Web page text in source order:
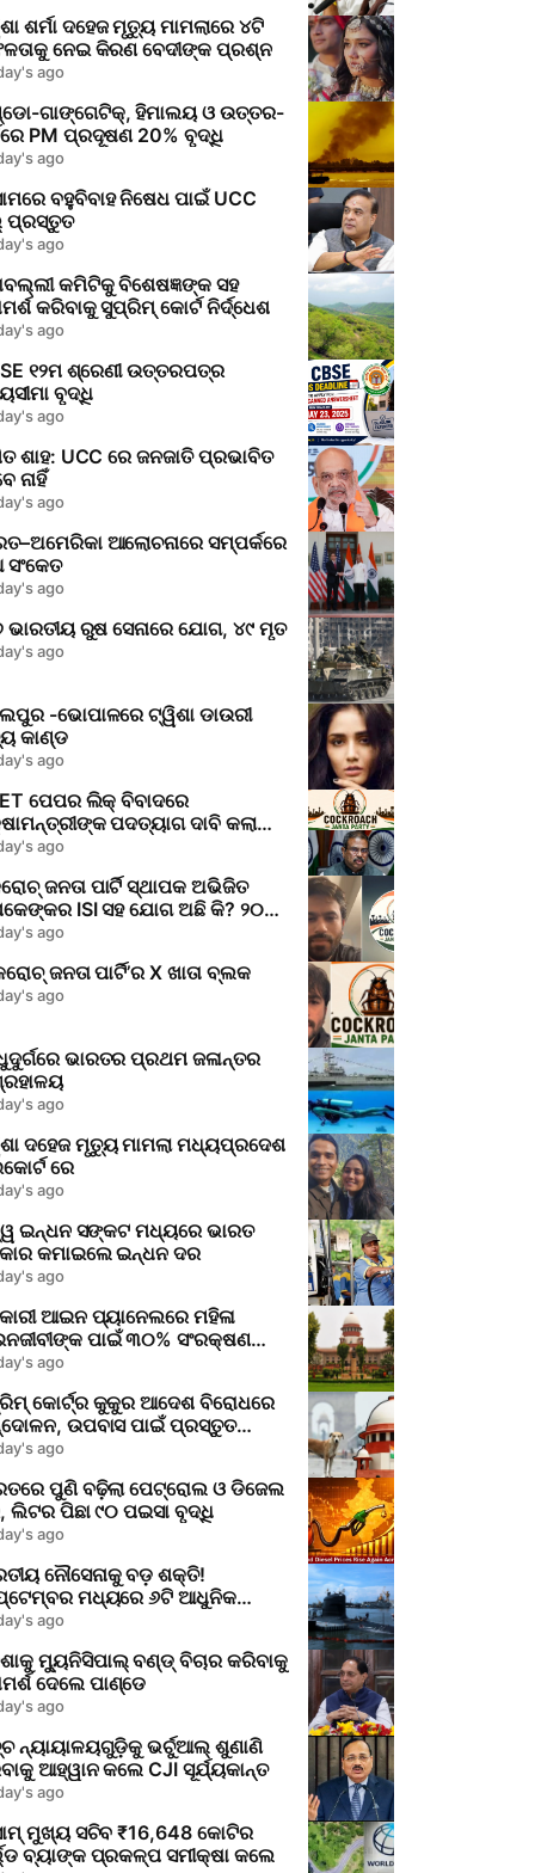
ଶର୍ମା ଦହେଜ ମୃତ୍ୟୁ ମାମଲାରେ ୪ଟି
ନେଇ କିରଣ ବେଦୀଙ୍କ ପ୍ରଶ୍ନ
ago
ଗାଙ୍ଗେଟିକ୍, ହିମାଲୟ ଓ ଉତ୍ତର-
PM ପ୍ରଦୂଷଣ 20% ବୃଦ୍ଧି
ago
ବହୁବିବାହ ନିଷେଧ ପାଇଁ UCC
ପ୍ରସ୍ତୁତ
ago
କମିଟିକୁ ବିଶେଷଜ୍ଞଙ୍କ ସହ
କରିବାକୁ ସୁପ୍ରିମ୍‌ କୋର୍ଟ ନିର୍ଦ୍ଧେଶ
ago
୧୨ମ ଶ୍ରେଣୀ ଉତ୍ତରପତ୍ର
ବୃଦ୍ଧି
ago
ଶାହ: UCC ରେ ଜନଜାତି ପ୍ରଭାବିତ
ନାହିଁ
ago
ଆଲୋଚନାରେ ସମ୍ପର୍କରେ
ago
ଭାରତୀୟ ରୁଷ ସେନାରେ ଯୋଗ, ୪୯ ମୃତ
ago
-ଭୋପାଳରେ ଟ୍ୱିଶା ଡାଉରୀ
କାଣ୍ଡ
ago
ପେପର ଲିକ୍‌ ବିବାଦରେ
ପଦତ୍ୟାଗ ଦାବି କଲା
ago
ଜନତା ପାର୍ଟି ସ୍ଥାପକ ଅଭିଜିତ
ISI ସହ ଯୋଗ ଅଛି କି? ୨୦୧୯
ପୋଲିସ ଅଭିଯୋଗ କଣ କହୁଛି
ago
ଜନତା ପାର୍ଟି’ର X ଖାତା ବ୍ଲକ
ago
ଭାରତର ପ୍ରଥମ ଜଳାନ୍ତର
ago
ଦହେଜ ମୃତ୍ୟୁ ମାମଲା ମଧ୍ୟପ୍ରଦେଶ
ରେ
ago
ଇନ୍ଧନ ସଙ୍କଟ ମଧ୍ୟରେ ଭାରତ
କମାଇଲେ ଇନ୍ଧନ ଦର
ago
ଆଇନ ପ୍ୟାନେଲରେ ମହିଳା
ପାଇଁ ୩୦% ସଂରକ୍ଷଣ
କେନ୍ଦ୍ର ଓ ରାଜ୍ୟଙ୍କୁ
ago
କୋର୍ଟ୍‌ର କୁକୁର ଆଦେଶ ବିରୋଧରେ
ଉପବାସ ପାଇଁ ପ୍ରସ୍ତୁତ
ago
ପୁଣି ବଢ଼ିଲା ପେଟ୍ରୋଲ ଓ ଡିଜେଲ
ଲିଟର ପିଛା ୯୦ ପଇସା ବୃଦ୍ଧି
ago
ନୌସେନାକୁ ବଡ଼ ଶକ୍ତି!
ମଧ୍ୟରେ ୬ଟି ଆଧୁନିକ
ନିର୍ମାଣକୁ କେନ୍ଦ୍ରର ମଞ୍ଜୁରି
ago
ମ୍ୟୁନିସିପାଲ୍ ବଣ୍ଡ୍ ବିଚାର କରିବାକୁ
ଦେଲେ ପାଣ୍ଡେ
ago
ନ୍ୟାୟାଳୟଗୁଡ଼ିକୁ ଭର୍ଚୁଆଲ୍ ଶୁଣାଣି
ଆହ୍ୱାନ କଲେ CJI ସୂର୍ଯ୍ୟକାନ୍ତ
ago
ମୁଖ୍ୟ ସଚିବ ₹16,648 କୋଟିର
ବ୍ୟାଙ୍କ ପ୍ରକଳ୍ପ ସମୀକ୍ଷା କଲେ